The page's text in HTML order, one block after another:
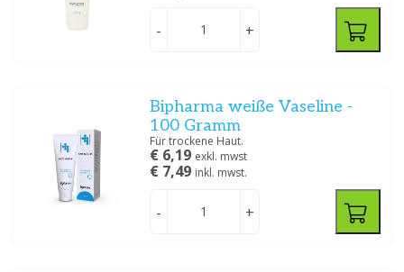
Creme/zalf
Creme/zalf, Oplossing/lotion/gel
Oplossing/lotion/gel(9)
Poeder/Sachet, Creme/zalf
Krätze / Läuse - +
Bipharma weiße Vaseline -
100 Gramm
Für trockene Haut.
€ 6,19 exkl. mwst
€ 7,49 inkl. mwst.
- +